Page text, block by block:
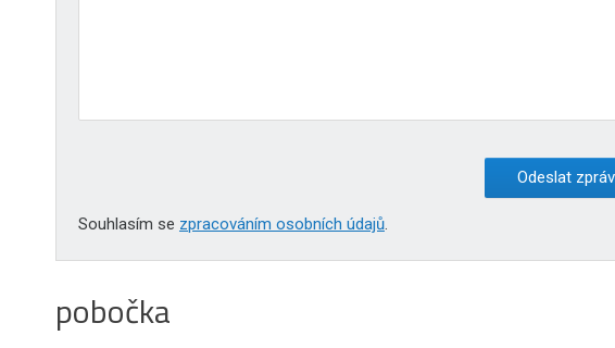
Odeslat
Souhlasím se zpracováním osobních údajů.
pobočka